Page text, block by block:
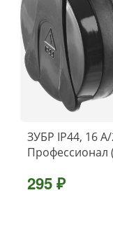
ЗУБР IP44, 16
Профессионал
295 ₽